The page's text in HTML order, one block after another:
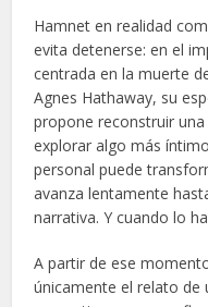
Hamnet en realidad
evita detenerse: en el
centrada en la muerte
Agnes Hathaway, su
propone reconstruir
explorar algo más
personal puede
avanza lentamente
narrativa. Y cuando lo
A partir de ese
únicamente el relato de